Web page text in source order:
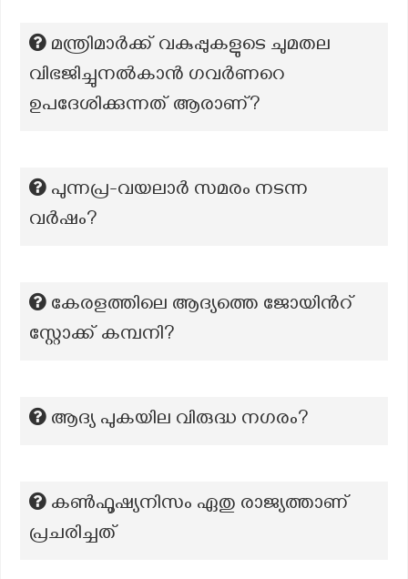
മന്ത്രിമാർക്ക് വകുപ്പുകളുടെ ചുമതല
വിഭജിച്ചുനൽകാൻ ഗവർണറെ
ഉപദേശിക്കുന്നത് ആരാണ്?
പുന്നപ്ര-വയലാർ സമരം നടന്ന
വർഷം?
കേരളത്തിലെ ആദ്യത്തെ ജോയിന്‍റ്
സ്റ്റോക്ക് കമ്പനി?
ആദ്യ പുകയില വിരുദ്ധ നഗരം?
കൺഫൂഷ്യനിസം ഏതു രാജ്യത്താണ്
പ്രചരിച്ചത്